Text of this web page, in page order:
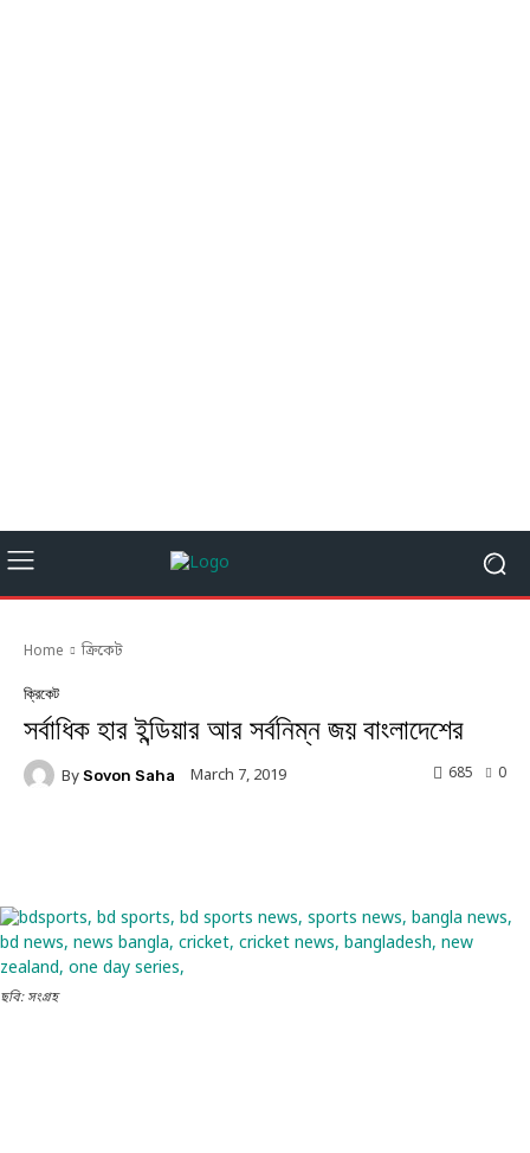
Home ক্রিকেট
ক্রিকেট
সর্বাধিক হার ইন্ডিয়ার আর সর্বনিম্ন জয় বাংলাদেশের
By Sovon Saha March 7, 2019 0
685
ছবি: সংগ্রহ